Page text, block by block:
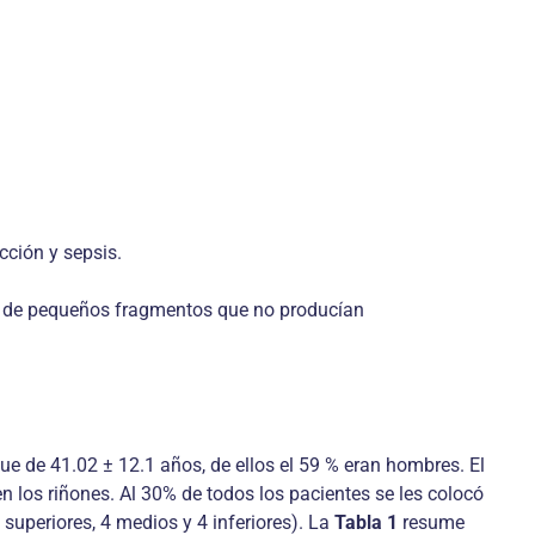
y sepsis.
pequeños fragmentos que no producían
de 41.02 ± 12.1 años, de ellos el 59 % eran hombres. El
los riñones. Al 30% de todos los pacientes se les colocó
4 medios y 4 inferiores). La Tabla 1 resume